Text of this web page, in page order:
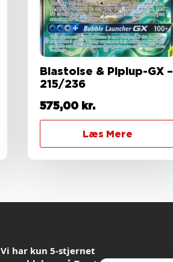
Blastoise & Piplup-GX –
215/236
575,00 kr.
Læs Mere
Vi har kun 5-stjernet